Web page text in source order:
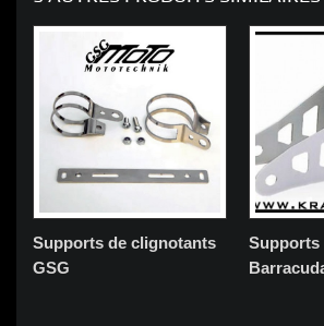
Supports de clignotants
GSG
Supports